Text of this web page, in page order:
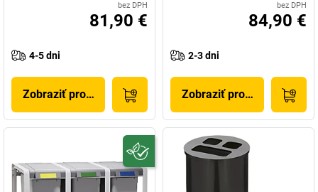
bez DPH
81,90 €
4-5 dni
Zobraziť produkt
bez DPH
84,90 €
2-3 dni
Zobraziť produkt